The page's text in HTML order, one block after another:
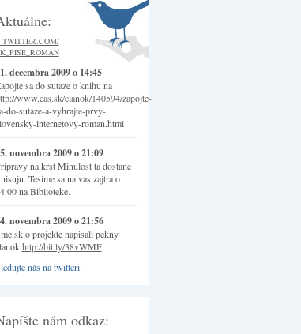
TWITTER.COM/
decembra 2009 o 14:45
sa do sutaze o knihu na
www.cas.sk/clanok/140594/zapojte-
do-sutaze-a-vyhrajte-prvy-
internetovy-roman.html
novembra 2009 o 21:09
na krst Minulost ta dostane
Tesime sa na vas zajtra o
na Biblioteke.
novembra 2009 o 21:56
o projekte napisali pekny
http://bit.ly/38vWMF
nás na twitteri.
nám odkaz: